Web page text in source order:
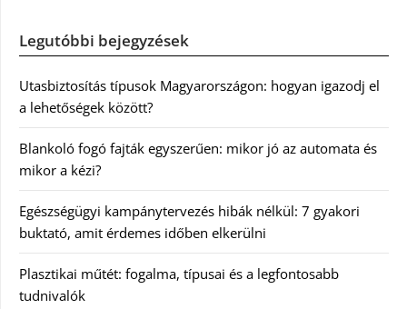
Legutóbbi bejegyzések
Utasbiztosítás típusok Magyarországon: hogyan igazodj el
a lehetőségek között?
Blankoló fogó fajták egyszerűen: mikor jó az automata és
mikor a kézi?
Egészségügyi kampánytervezés hibák nélkül: 7 gyakori
buktató, amit érdemes időben elkerülni
Plasztikai műtét: fogalma, típusai és a legfontosabb
tudnivalók